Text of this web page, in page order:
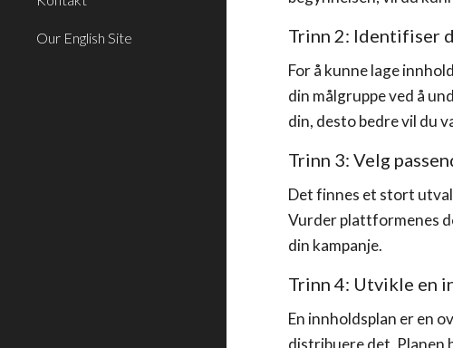
Our English Site Trinn 2: Identifiser
For å kunne lage
din målgruppe ved å
din, desto bedre vil du
Trinn 3: Velg
Det finnes et stort
Vurder plattformenes
din kampanje.
Trinn 4: Utvikle en
En innholdsplan er en
distribuere det. Planen